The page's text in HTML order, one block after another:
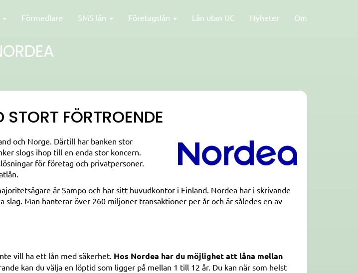
Förmedlare SMS lån Företagslån Lån utan UC Nyheter Om
FÖRTROENDE
och Norge. Därtill har banken stor
slogs ihop till en enda stor koncern.
för företag och privatpersoner.
är Sampo och har sitt huvudkontor i Finland. Nordea har i skrivande
Man hanterar över 260 miljoner transaktioner per år och är således en av
vill ha ett lån med säkerhet. Hos Nordea har du möjlighet att låna mellan
kan du välja en löptid som ligger på mellan 1 till 12 år. Du kan när som helst